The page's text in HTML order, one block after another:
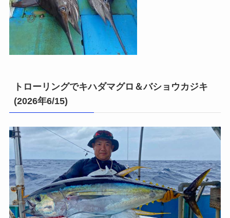
トローリングでキハダマグロ＆バショウカジキ
(2026年6/15)